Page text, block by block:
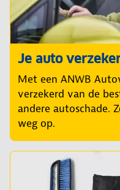
Je auto
Met een ANWB
verzekerd van de
andere autoschade.
weg op.